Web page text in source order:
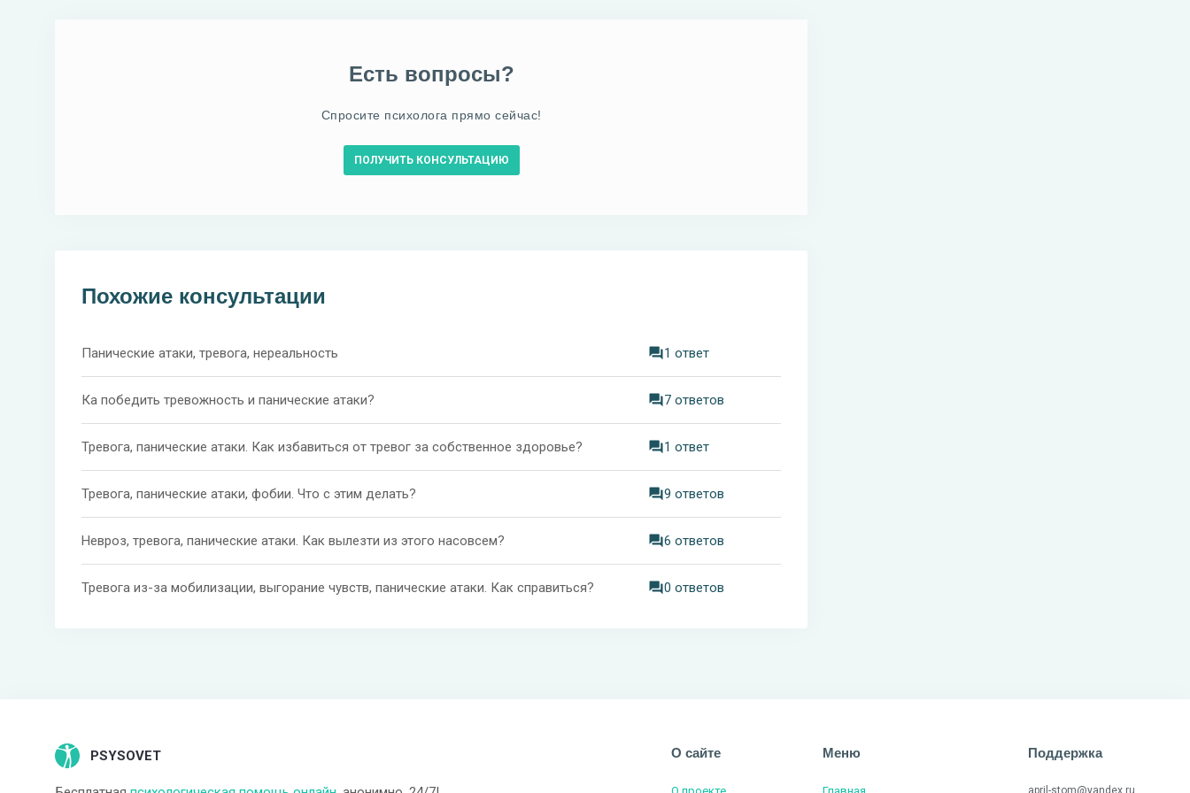
Есть вопросы?
Спросите психолога прямо сейчас!
ПОЛУЧИТЬ КОНСУЛЬТАЦИЮ
Похожие консультации
Панические атаки, тревога, нереальность 1 ответ
Ка победить тревожность и панические атаки? 7 ответов
Тревога, панические атаки. Как избавиться от тревог за собственное здоровье? 1 ответ
Тревога, панические атаки, фобии. Что с этим делать? 9 ответов
Невроз, тревога, панические атаки. Как вылезти из этого насовсем? 6 ответов
Тревога из-за мобилизации, выгорание чувств, панические атаки. Как справиться? 0 ответов
PSYSOVET О сайте Меню Поддержка
april-stom@yandex.ru